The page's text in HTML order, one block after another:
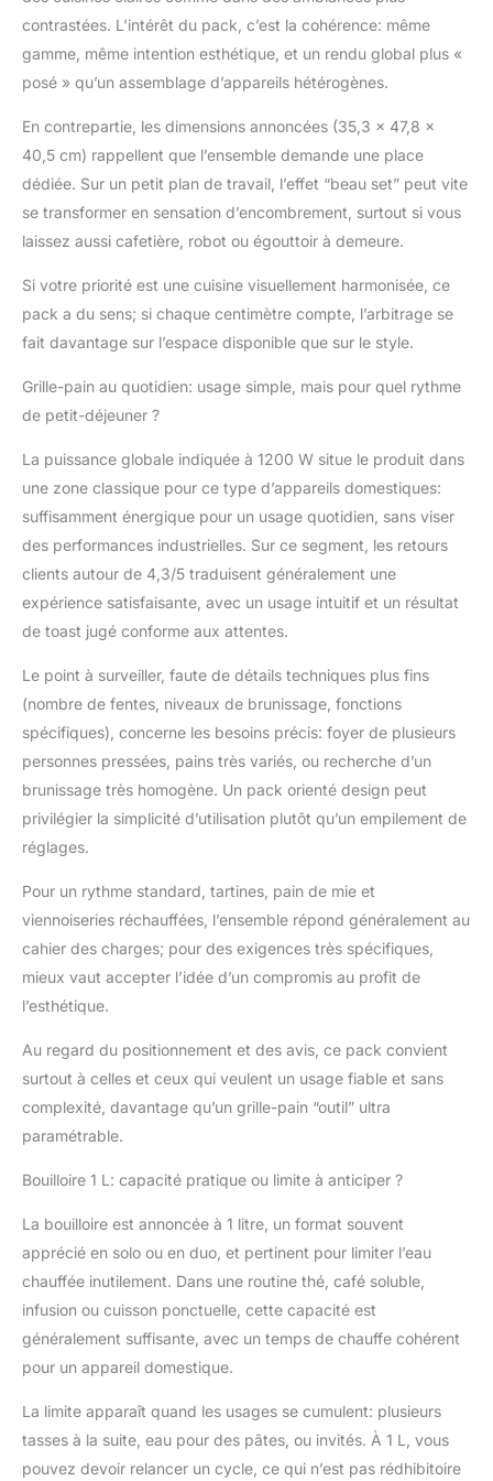
de grillage
(décongélation,
réchauffage et
annulation du grillage)
puissance. Avec un
design et un style rétro
conçus pour que, en
plus de sa
fonctionnalité, il se
distingue dans votre
personnalité.
|
DESIGN ET STYLE |
Avec un design et un
style rétro conçu pour
que, en plus de sa
fonctionnalité, il se
COLOURS | Choix de
quatre couleurs : noir,
blanc cassé, vert pastel
ou rose pastel.
contrastées. L’intérêt du pack, c’est la cohérence: même
gamme, même intention esthétique, et un rendu global plus «
posé » qu’un assemblage d’appareils hétérogènes.
En contrepartie, les dimensions annoncées (35,3 x 47,8 x
40,5 cm) rappellent que l’ensemble demande une place
dédiée. Sur un petit plan de travail, l’effet “beau set” peut vite
se transformer en sensation d’encombrement, surtout si vous
laissez aussi cafetière, robot ou égouttoir à demeure.
Si votre priorité est une cuisine visuellement harmonisée, ce
pack a du sens; si chaque centimètre compte, l’arbitrage se
fait davantage sur l’espace disponible que sur le style.
Grille-pain au quotidien: usage simple, mais pour quel rythme
de petit-déjeuner ?
La puissance globale indiquée à 1200 W situe le produit dans
une zone classique pour ce type d’appareils domestiques:
suffisamment énergique pour un usage quotidien, sans viser
des performances industrielles. Sur ce segment, les retours
clients autour de 4,3/5 traduisent généralement une
expérience satisfaisante, avec un usage intuitif et un résultat
de toast jugé conforme aux attentes.
Le point à surveiller, faute de détails techniques plus fins
(nombre de fentes, niveaux de brunissage, fonctions
spécifiques), concerne les besoins précis: foyer de plusieurs
personnes pressées, pains très variés, ou recherche d’un
brunissage très homogène. Un pack orienté design peut
privilégier la simplicité d’utilisation plutôt qu’un empilement de
réglages.
Pour un rythme standard, tartines, pain de mie et
viennoiseries réchauffées, l’ensemble répond généralement au
cahier des charges; pour des exigences très spécifiques,
mieux vaut accepter l’idée d’un compromis au profit de
l’esthétique.
Au regard du positionnement et des avis, ce pack convient
surtout à celles et ceux qui veulent un usage fiable et sans
complexité, davantage qu’un grille-pain “outil” ultra
paramétrable.
Bouilloire 1 L: capacité pratique ou limite à anticiper ?
La bouilloire est annoncée à 1 litre, un format souvent
apprécié en solo ou en duo, et pertinent pour limiter l’eau
chauffée inutilement. Dans une routine thé, café soluble,
infusion ou cuisson ponctuelle, cette capacité est
généralement suffisante, avec un temps de chauffe cohérent
pour un appareil domestique.
La limite apparaît quand les usages se cumulent: plusieurs
tasses à la suite, eau pour des pâtes, ou invités. À 1 L, vous
pouvez devoir relancer un cycle, ce qui n’est pas rédhibitoire